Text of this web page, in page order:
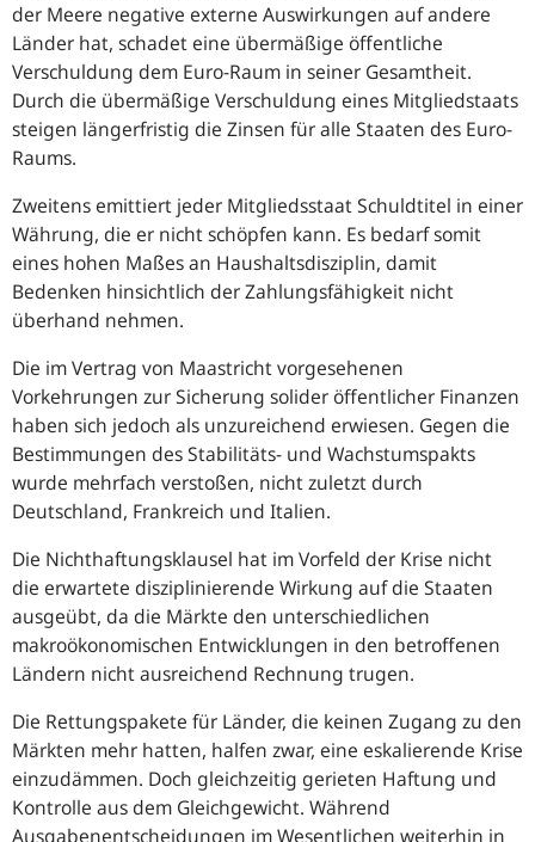
der Meere negative externe Auswirkungen auf andere
Länder hat, schadet eine übermäßige öffentliche
Verschuldung dem Euro-Raum in seiner Gesamtheit.
Durch die übermäßige Verschuldung eines Mitgliedstaats
steigen längerfristig die Zinsen für alle Staaten des Euro-
Raums.
Zweitens emittiert jeder Mitgliedsstaat Schuldtitel in einer
Währung, die er nicht schöpfen kann. Es bedarf somit
eines hohen Maßes an Haushaltsdisziplin, damit
Bedenken hinsichtlich der Zahlungsfähigkeit nicht
überhand nehmen.
Die im Vertrag von Maastricht vorgesehenen
Vorkehrungen zur Sicherung solider öffentlicher Finanzen
haben sich jedoch als unzureichend erwiesen. Gegen die
Bestimmungen des Stabilitäts- und Wachstumspakts
wurde mehrfach verstoßen, nicht zuletzt durch
Deutschland, Frankreich und Italien.
Die Nichthaftungsklausel hat im Vorfeld der Krise nicht
die erwartete disziplinierende Wirkung auf die Staaten
ausgeübt, da die Märkte den unterschiedlichen
makroökonomischen Entwicklungen in den betroffenen
Ländern nicht ausreichend Rechnung trugen.
Die Rettungspakete für Länder, die keinen Zugang zu den
Märkten mehr hatten, halfen zwar, eine eskalierende Krise
einzudämmen. Doch gleichzeitig gerieten Haftung und
Kontrolle aus dem Gleichgewicht. Während
Ausgabenentscheidungen im Wesentlichen weiterhin in